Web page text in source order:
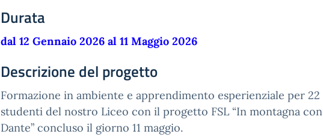
Durata
dal 12 Gennaio 2026 al 11 Maggio 2026
Descrizione del progetto
Formazione in ambiente e apprendimento esperienziale per 22
studenti del nostro Liceo con il progetto FSL “In montagna con
Dante” concluso il giorno 11 maggio.